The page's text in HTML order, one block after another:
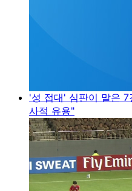
'성 접대' 심판이 맡은
사적 유용"